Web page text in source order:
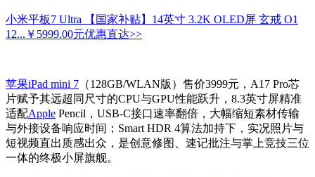
小米平板7 Ultra 【国家补贴】14英寸 3.2K OLED屏 玄戒 O1
12... ￥5999.00元优惠直达>>
苹果iPad mini 7 （128GB/WLAN版）售价3999元，A17 Pro芯
片赋予其远超同尺寸的CPU与GPU性能跃升，8.3英寸屏精准
适配Apple Pencil，USB-C接口速率翻倍，大幅缩短素材传输
与外接设备响应时间；Smart HDR 4算法加持下，实况照片与
短视频直出质感出众，是创意修图、速记批注与掌上竞技三位
一体的终极小屏旗舰。